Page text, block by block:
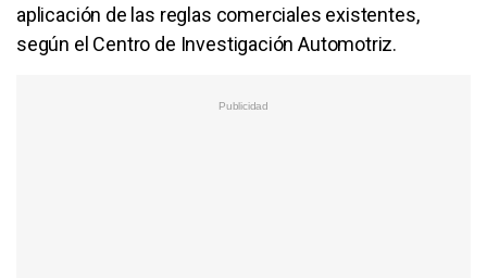
aplicación de las reglas comerciales existentes,
según el Centro de Investigación Automotriz.